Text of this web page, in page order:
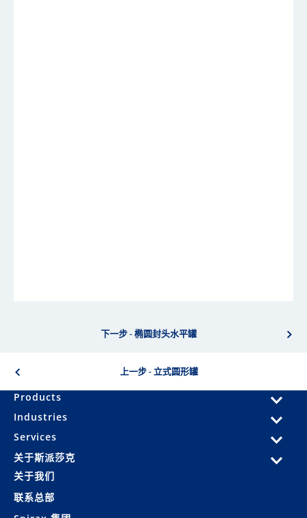
上一步 - 立式圆形罐
下一步 - 椭圆封头水平罐
Products
Industries
Services
关于斯派莎克
关于我们
联系总部